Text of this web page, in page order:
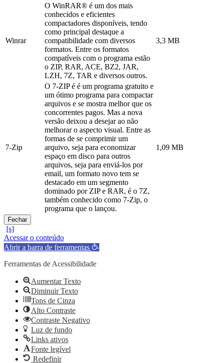
Winrar
O WinRAR® é um dos mais
conhecidos e eficientes
compactadores disponíveis, tendo
como principal destaque a
compatibilidade com diversos
formatos. Entre os formatos
compatíveis com o programa estão
o ZIP, RAR, ACE, BZ2, JAR,
LZH, 7Z, TAR e diversos outros.
3,3 MB
7-Zip
O 7-ZIP é é um programa gratuito e
um ótimo programa para compactar
arquivos e se mostra melhor que os
concorrentes pagos. Mas a nova
versão deixou a desejar ao não
melhorar o aspecto visual. Entre as
formas de se comprimir um
arquivo, seja para economizar
espaço em disco para outros
arquivos, seja para enviá-los por
email, um formato novo tem se
destacado em um segmento
dominado por ZIP e RAR, é o 7Z,
também conhecido como 7-Zip, o
programa que o lançou.
1,09 MB
Fechar
Acessar o conteúdo
Abrir a barra de ferramentas
Ferramentas de Acessibilidade
Aumentar Texto
Diminuir Texto
Tons de Cinza
Alto Contraste
Contraste Negativo
Luz de fundo
Links ativos
Fonte legível
Redefinir